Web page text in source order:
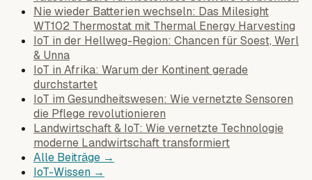
Nie wieder Batterien wechseln: Das Milesight
WT102 Thermostat mit Thermal Energy Harvesting
IoT in der Hellweg-Region: Chancen für Soest, Werl
& Unna
IoT in Afrika: Warum der Kontinent gerade
durchstartet
IoT im Gesundheitswesen: Wie vernetzte Sensoren
die Pflege revolutionieren
Landwirtschaft & IoT: Wie vernetzte Technologie
moderne Landwirtschaft transformiert
Alle Beiträge →
IoT-Wissen →